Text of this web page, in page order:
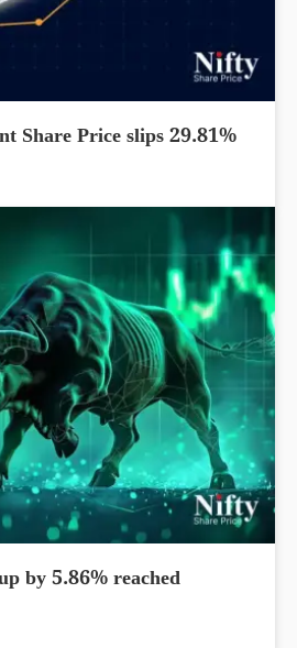
Share Price slips 29.81%
by 5.86% reached